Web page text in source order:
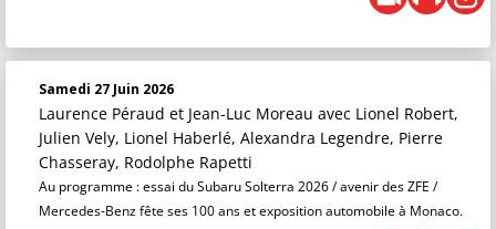
Samedi 27 Juin 2026
Laurence Péraud et Jean-Luc Moreau avec Lionel Robert,
Julien Vely, Lionel Haberlé, Alexandra Legendre, Pierre
Chasseray, Rodolphe Rapetti
Au programme : essai du Subaru Solterra 2026 / avenir des ZFE /
Mercedes-Benz fête ses 100 ans et exposition automobile à Monaco.